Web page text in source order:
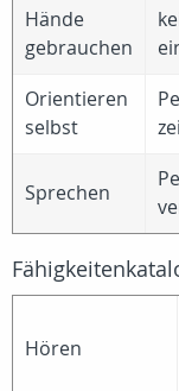
Hände
gebrauchen
Orientieren
selbst
Sprechen
Hören